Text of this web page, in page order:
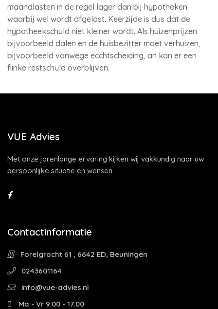
maandlasten in de regel lager dan bij hypotheken
waarbij wel wordt afgelost. Keerzijde is dus dat de
hypotheekschuld niet kleiner wordt. Als huizenprijzen
bijvoorbeeld dalen en de huisbezitter moet verhuizen,
bijvoorbeeld vanwege ecchtscheiding, an kan er een
flinke restschuld overblijven.
VUE Advies
Met onze jarenlange ervaring kijken wij vakkundig naar uw
persoonlijke situatie en wensen.
Contactinformatie
Forelgracht 61 , 6642 ED, Beuningen
0243601164
info@vue-advies.nl
Ma - Vr 9:00 - 17:00